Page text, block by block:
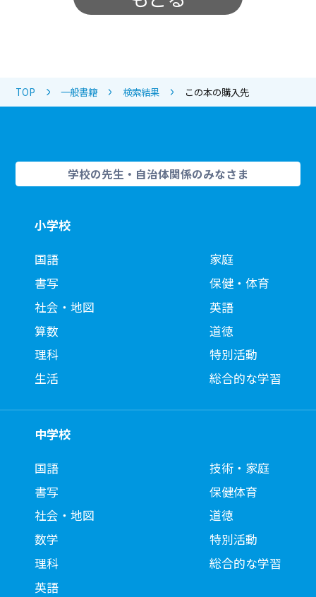
TOP 一般書籍 検索結果 この本の購入先
学校の先生・自治体関係のみなさま
小学校
国語
書写
社会・地図
算数
理科
生活
家庭
保健・体育
英語
道徳
特別活動
総合的な学習
中学校
国語
書写
社会・地図
数学
理科
英語
技術・家庭
保健体育
道徳
特別活動
総合的な学習